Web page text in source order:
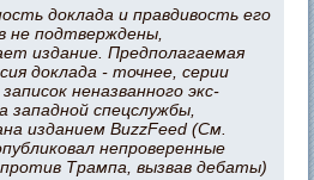
доклада и правдивость его
не подтверждены,
издание. Предполагаемая
доклада - точнее, серии
неназванного экс-
западной спецслужбы,
изданием BuzzFeed (См.
непроверенные
против Трампа, вызвав дебаты)